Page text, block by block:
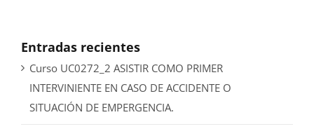
Entradas recientes
Curso UC0272_2 ASISTIR COMO PRIMER
INTERVINIENTE EN CASO DE ACCIDENTE O
SITUACIÓN DE EMPERGENCIA.